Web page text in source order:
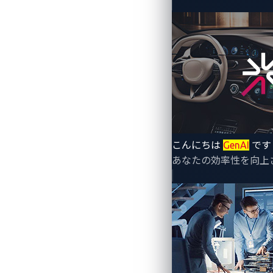
こんにちは GenAI です
あなたの効率性を向上